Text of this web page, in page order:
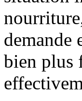
bien plus